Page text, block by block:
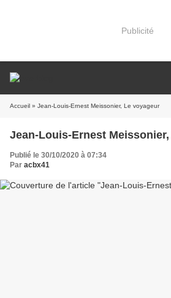
Publicité
Accueil » Jean-Louis-Ernest Meissonier, Le voyageur
Jean-Louis-Ernest
Publié le 30/10/2020 à 07:34
Par acbx41